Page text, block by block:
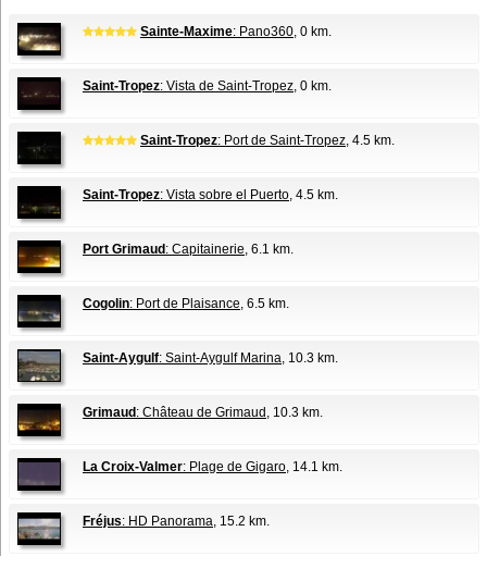
Sainte-Maxime: Pano360, 0 km.
Saint-Tropez: Vista de Saint-Tropez, 0 km.
Saint-Tropez: Port de Saint-Tropez, 4.5 km.
Saint-Tropez: Vista sobre el Puerto, 4.5 km.
Port Grimaud : Capitainerie, 6.1 km.
Cogolin: Port de Plaisance, 6.5 km.
Saint-Aygulf: Saint-Aygulf Marina, 10.3 km.
Grimaud : Château de Grimaud , 10.3 km.
La Croix-Valmer: Plage de Gigaro, 14.1 km.
Fréjus: HD Panorama, 15.2 km.